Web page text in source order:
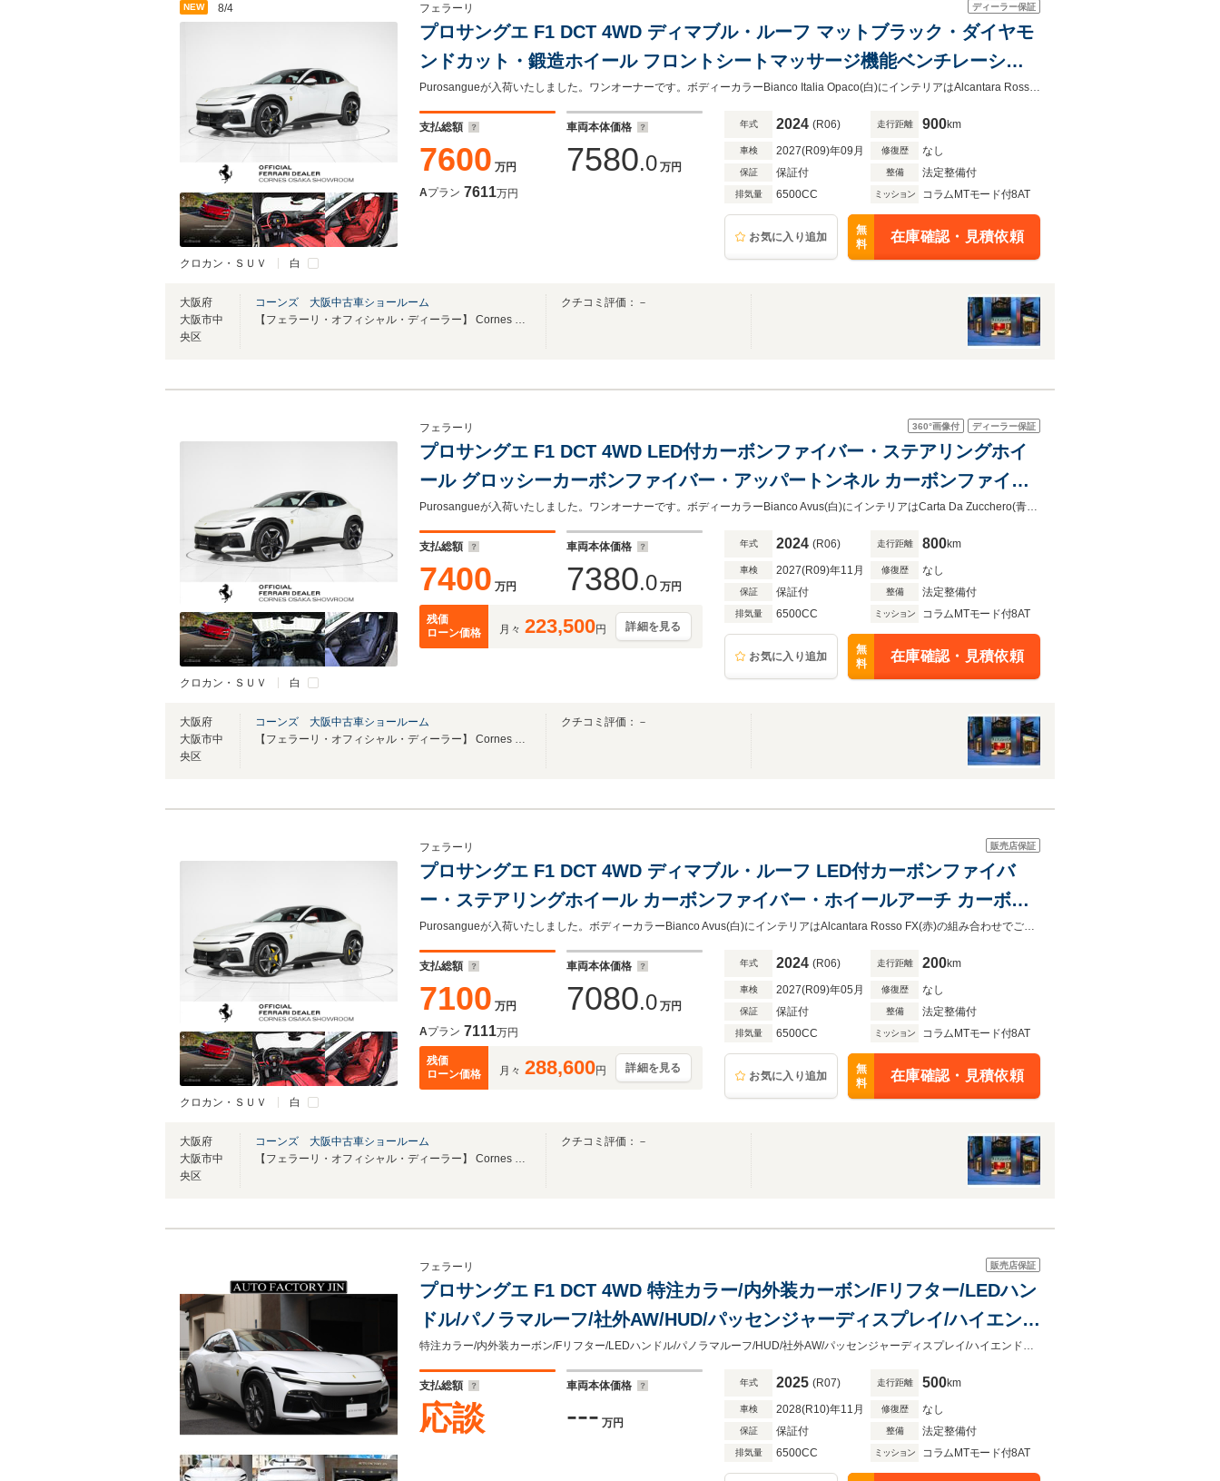
NEW 8/4
クロカン・ＳＵＶ 白
ディーラー保証
フェラーリ
プロサングエ F1 DCT 4WD ディマブル・ルーフ マットブラック・ダイヤモ
ンドカット・鍛造ホイール フロントシートマッサージ機能ベンチレーショ
ン
Purosangueが入荷いたしました。ワンオーナーです。ボディーカラーBianco Italia Opaco(白)にインテリアはAlcantara Rosso FX(赤）の組み合わせでございます。
支払総額
7600 万円
車両本体価格
7580.0 万円
Aプラン 7611万円
年式 2024 (R06) 走行距離 900km
車検 2027(R09)年09月 修復歴 なし
保証 保証付 整備 法定整備付
排気量 6500CC ミッション コラムMTモード付8AT
お気に入り追加
無
料
在庫確認・見積依頼
大阪府
大阪市中
央区
コーンズ 大阪中古車ショールーム
【フェラーリ・オフィシャル・ディーラー】 Cornes Osaka Pre-Owned Showroom
クチコミ評価：－
クロカン・ＳＵＶ 白
360°画像付 ディーラー保証
フェラーリ
プロサングエ F1 DCT 4WD LED付カーボンファイバー・ステアリングホイ
ール グロッシーカーボンファイバー・アッパートンネル カーボンファイバ
ー・フロントスポイラー カーボンファイバー・アウターシルカバー
Purosangueが入荷いたしました。ワンオーナーです。ボディーカラーBianco Avus(白)にインテリアはCarta Da Zucchero(青)の組み合わせでございます。
支払総額
7400 万円
車両本体価格
7380.0 万円
残価
ローン価格
月々 223,500円 詳細を見る
年式 2024 (R06) 走行距離 800km
車検 2027(R09)年11月 修復歴 なし
保証 保証付 整備 法定整備付
排気量 6500CC ミッション コラムMTモード付8AT
お気に入り追加
無
料
在庫確認・見積依頼
大阪府
大阪市中
央区
コーンズ 大阪中古車ショールーム
【フェラーリ・オフィシャル・ディーラー】 Cornes Osaka Pre-Owned Showroom
クチコミ評価：－
クロカン・ＳＵＶ 白
販売店保証
フェラーリ
プロサングエ F1 DCT 4WD ディマブル・ルーフ LED付カーボンファイバ
ー・ステアリングホイール カーボンファイバー・ホイールアーチ カーボン
ファイバー・アウターシルカバー グレー・ダイヤモンドカット・鍛造ホイ
ール
Purosangueが入荷いたしました。ボディーカラーBianco Avus(白)にインテリアはAlcantara Rosso FX(赤)の組み合わせでございます。
支払総額
7100 万円
車両本体価格
7080.0 万円
Aプラン 7111万円
残価
ローン価格
月々 288,600円 詳細を見る
年式 2024 (R06) 走行距離 200km
車検 2027(R09)年05月 修復歴 なし
保証 保証付 整備 法定整備付
排気量 6500CC ミッション コラムMTモード付8AT
お気に入り追加
無
料
在庫確認・見積依頼
大阪府
大阪市中
央区
コーンズ 大阪中古車ショールーム
【フェラーリ・オフィシャル・ディーラー】 Cornes Osaka Pre-Owned Showroom
クチコミ評価：－
販売店保証
フェラーリ
プロサングエ F1 DCT 4WD 特注カラー/内外装カーボン/Fリフター/LEDハン
ドル/パノラマルーフ/社外AW/HUD/パッセンジャーディスプレイ/ハイエンド
オーディオ/360度カメラ/シートヒーター/デジミラ
特注カラー/内外装カーボン/Fリフター/LEDハンドル/パノラマルーフ/HUD/社外AW/パッセンジャーディスプレイ/ハイエンドオーディオ/360度カメラ/シートヒーター/デジミラ
支払総額
応談
車両本体価格
--- 万円
年式 2025 (R07) 走行距離 500km
車検 2028(R10)年11月 修復歴 なし
保証 保証付 整備 法定整備付
排気量 6500CC ミッション コラムMTモード付8AT